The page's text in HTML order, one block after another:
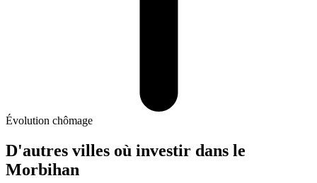
Évolution chômage
D'autres villes où investir dans le
Morbihan